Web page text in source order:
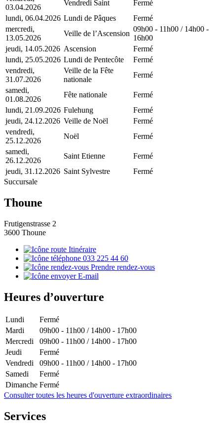
03.04.2026
Vendredi Saint
Fermé
lundi, 06.04.2026 Lundi de Pâques
Fermé
mercredi,
13.05.2026
Veille de l’Ascension
09h00 - 11h00 / 14h00 -
16h00
jeudi, 14.05.2026 Ascension
Fermé
lundi, 25.05.2026 Lundi de Pentecôte
Fermé
vendredi,
31.07.2026
Veille de la Fête
nationale
Fermé
samedi,
01.08.2026
Fête nationale
Fermé
lundi, 21.09.2026 Fulehung
Fermé
jeudi, 24.12.2026 Veille de Noël
Fermé
vendredi,
25.12.2026
Noël
Fermé
samedi,
26.12.2026
Saint Etienne
Fermé
jeudi, 31.12.2026 Saint Sylvestre
Fermé
Succursale
Thoune
Frutigenstrasse 2
3600 Thoune
Itinéraire
033 225 44 60
Prendre rendez-vous
E-mail
Heures d’ouverture
Lundi
Fermé
Mardi
09h00 - 11h00 / 14h00 - 17h00
Mercredi
09h00 - 11h00 / 14h00 - 17h00
Jeudi
Fermé
Vendredi
09h00 - 11h00 / 14h00 - 17h00
Samedi
Fermé
Dimanche Fermé
Consulter toutes les heures d'ouverture extraordinaires
Services